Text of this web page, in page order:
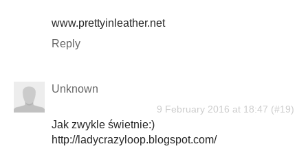
www.prettyinleather.net
Reply
Unknown
9 February 2016 at 18:47
Jak zwykle świetnie:)
http://ladycrazyloop.blogspot.com/